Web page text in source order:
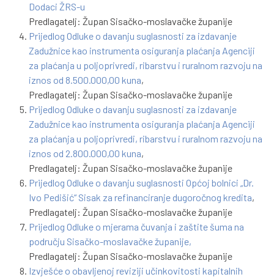
Dodaci ŽRS-u
Predlagatelj: Župan Sisačko-moslavačke županije
Prijedlog Odluke o davanju suglasnosti za izdavanje
Zadužnice kao instrumenta osiguranja plaćanja Agenciji
za plaćanja u poljoprivredi, ribarstvu i ruralnom razvoju na
iznos od 8.500.000,00 kuna,
Predlagatelj: Župan Sisačko-moslavačke županije
Prijedlog Odluke o davanju suglasnosti za izdavanje
Zadužnice kao instrumenta osiguranja plaćanja Agenciji
za plaćanja u poljoprivredi, ribarstvu i ruralnom razvoju na
iznos od 2.800.000,00 kuna,
Predlagatelj: Župan Sisačko-moslavačke županije
Prijedlog Odluke o davanju suglasnosti Općoj bolnici „Dr.
Ivo Pedišić“ Sisak za refinanciranje dugoročnog kredita,
Predlagatelj: Župan Sisačko-moslavačke županije
Prijedlog Odluke o mjerama čuvanja i zaštite šuma na
području Sisačko-moslavačke županije,
Predlagatelj: Župan Sisačko-moslavačke županije
Izvješće o obavljenoj reviziji učinkovitosti kapitalnih